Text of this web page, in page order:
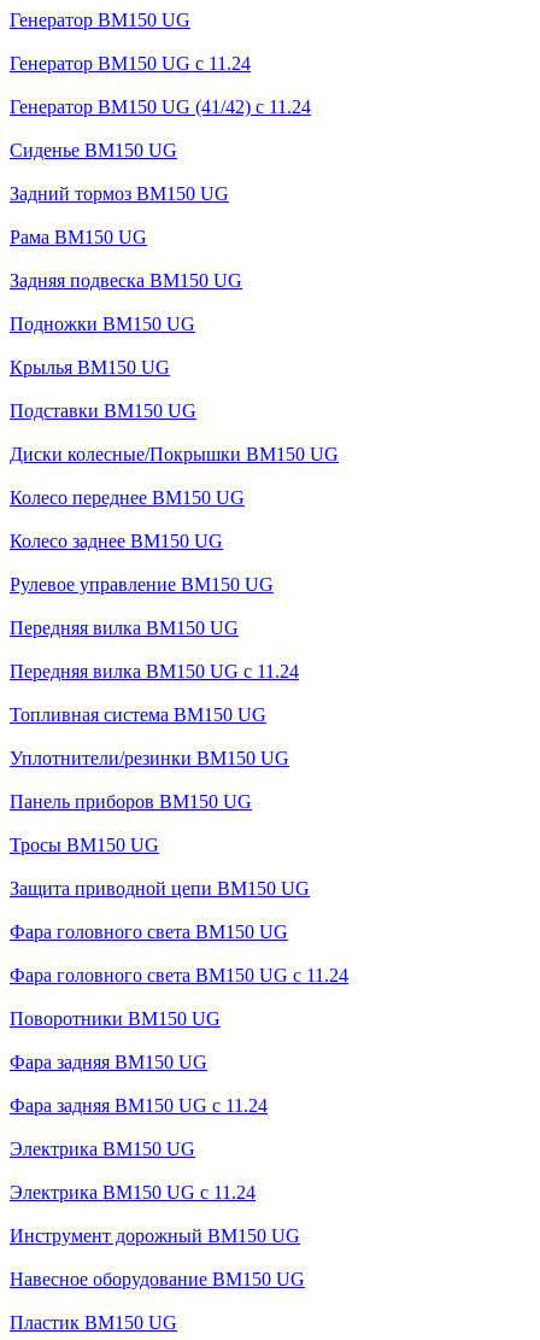
Генератор BM150 UG
Генератор BM150 UG с 11.24
Генератор BM150 UG (41/42) с 11.24
Сиденье BM150 UG
Задний тормоз BM150 UG
Рама BM150 UG
Задняя подвеска BM150 UG
Подножки BM150 UG
Крылья BM150 UG
Подставки BM150 UG
Диски колесные/Покрышки BM150 UG
Колесо переднее BM150 UG
Колесо заднее BM150 UG
Рулевое управление BM150 UG
Передняя вилка BM150 UG
Передняя вилка BM150 UG с 11.24
Топливная система BM150 UG
Уплотнители/резинки BM150 UG
Панель приборов BM150 UG
Тросы BM150 UG
Защита приводной цепи BM150 UG
Фара головного света BM150 UG
Фара головного света BM150 UG c 11.24
Поворотники BM150 UG
Фара задняя BM150 UG
Фара задняя BM150 UG с 11.24
Электрика BM150 UG
Электрика BM150 UG c 11.24
Инструмент дорожный BM150 UG
Навесное оборудование BM150 UG
Пластик BM150 UG